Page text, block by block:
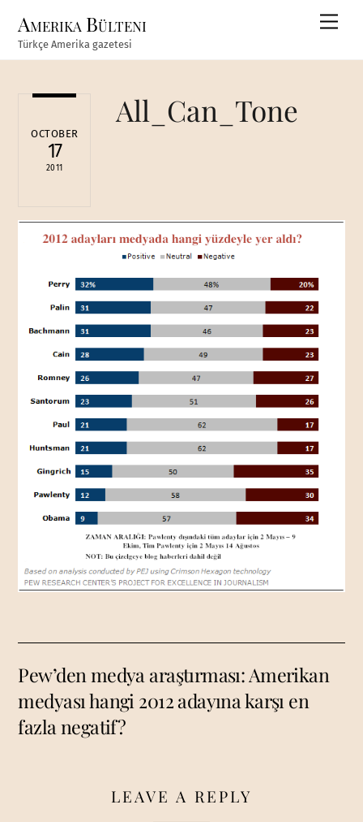
content
Amerika Bülteni
Türkçe Amerika gazetesi
OCTOBER
17
2011
All_Can_Tone
Pew’den medya araştırması: Amerikan
medyası hangi 2012 adayına karşı en
fazla negatif?
LEAVE A REPLY